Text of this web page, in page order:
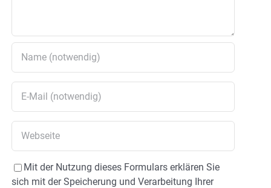
Mit der Nutzung dieses Formulars erklären Sie
sich mit der Speicherung und Verarbeitung Ihrer